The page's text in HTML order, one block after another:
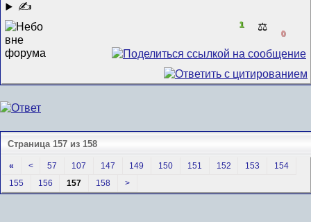
✍
1 ⚖️
0
Страница 157 из 158
« < 57 107 147 149 150 151 152 153
154
155
156 157 158 >